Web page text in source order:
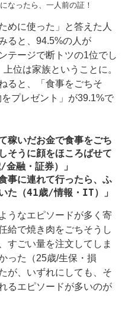
なったら、一人前の証！
めに使った」と答えた人
ると、94.5%の人が
テージで断トツの1位でし
位は家族ということに。
ると、「食事をごちそ
プレゼント」が39.1%で
稼いだお金で食事をごち
そうに顔をほころばせて
融・証券）」
事に連れて行ったら、ふ
た（41歳/情報・IT）」
うなエピソードが多く寄
給で焼き肉をごちそうし
すごい量を注文してしま
った（25歳/生保・損
が、いずれにしても、そ
るエピソードが多いのが